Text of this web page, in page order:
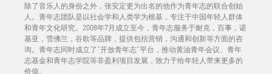
除了音乐人的身份之外，张安定更为出名的他作为青年志的联合创始
人。青年志团队是以社会学和人类学为根基，专注于中国年轻人群体
和青年文化研究。2008年7月成立至今，青年志服务于耐克，百事，诺
基亚，雪佛兰，谷歌等品牌，提供包括营销，沟通和创新等方面的咨
询。青年志同时成立了“开放青年志”平台，推动黄油青年会议、青年
志基金和青年志学院等非盈利项目发展，致力于给年轻人带来更多的
价值。